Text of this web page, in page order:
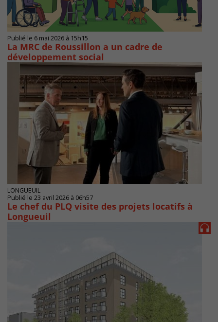
Publié le 6 mai 2026 à 15h15
La MRC de Roussillon a un cadre de
développement social
LONGUEUIL
Publié le 23 avril 2026 à 06h57
Le chef du PLQ visite des projets locatifs à
Longueuil